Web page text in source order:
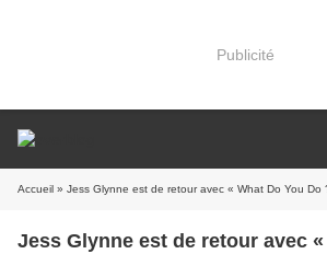
Publicité
Accueil » Jess Glynne est de retour avec « What Do You Do
Jess Glynne est de retour avec «